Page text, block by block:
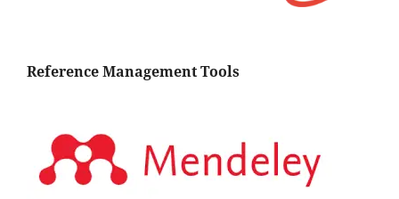
Reference Management Tools